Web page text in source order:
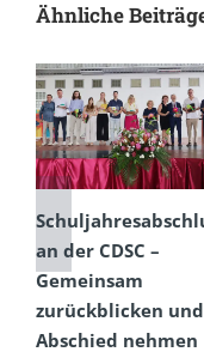
Ähnliche
an der CDSC –
Gemeinsam
zurückblicken und
Abschied nehmen